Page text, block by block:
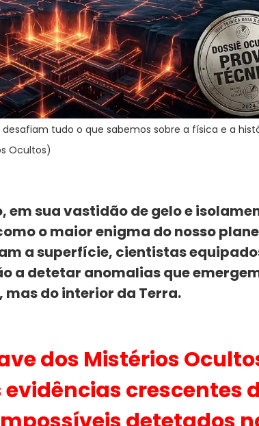
tudo o que sabemos sobre a física e a
Ocultos)
sua vastidão de gelo e
o maior enigma do nosso
a superfície, cientistas
a detetar anomalias que
mas do interior da Terra.
dos Mistérios
crescentes